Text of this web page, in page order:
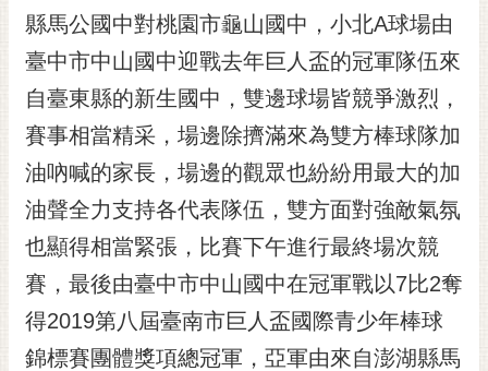
訂
閱
RSS
訂
閱
電
子
報
市
民
信
箱
縣馬公國中對桃園市龜山國中，小北A球場由
臺中市中山國中迎戰去年巨人盃的冠軍隊伍來
自臺東縣的新生國中，雙邊球場皆競爭激烈，
賽事相當精采，場邊除擠滿來為雙方棒球隊加
油吶喊的家長，場邊的觀眾也紛紛用最大的加
油聲全力支持各代表隊伍，雙方面對強敵氣氛
也顯得相當緊張，比賽下午進行最終場次競
賽，最後由臺中市中山國中在冠軍戰以7比2奪
得2019第八屆臺南市巨人盃國際青少年棒球
錦標賽團體獎項總冠軍，亞軍由來自澎湖縣馬